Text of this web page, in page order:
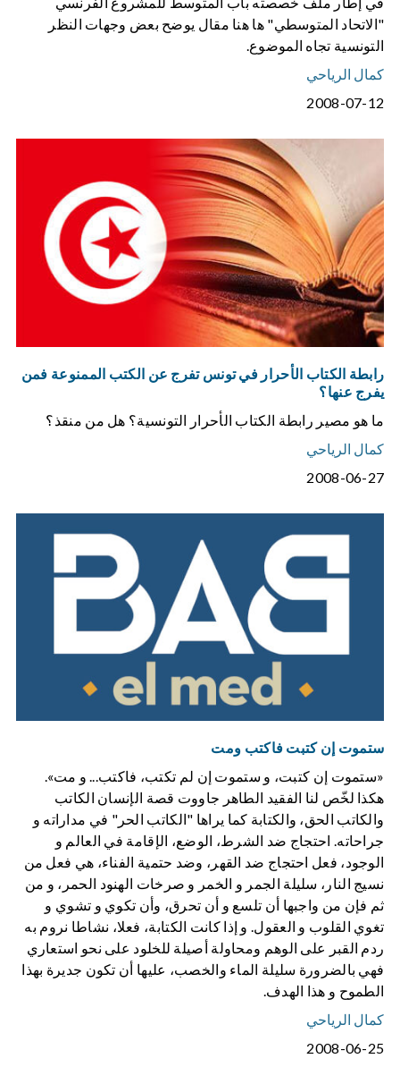
"الاتحاد المتوسطي" ها هنا مقال يوضح بعض وجهات النظر
التونسية تجاه الموضوع.
كمال الرياحي
2008-07-12
رابطة الكتاب الأحرار في تونس تفرج عن الكتب الممنوعة ‏فمن
يفرج عنها؟
ما هو مصير رابطة الكتاب الأحرار التونسية؟ هل من منقذ؟
كمال الرياحي
2008-06-27
ستموت إن كتبت فاكتب ومت
«ستموت إن كتبت، و ستموت إن لم تكتب، فاكتب... و مت».
هكذا لخّص لنا الفقيد الطاهر جاووت قصة الإنسان الكاتب
والكاتب الحق، والكتابة كما يراها "الكاتب الحر" في مداراته و
جراحاته. احتجاج ضد الشرط، الوضع، الإقامة في العالم و
الوجود، فعل احتجاج ضد القهر، وضد حتمية الفناء، هي فعل من
نسيج النار، سليلة الجمر و الخمر و صرخات الهنود الحمر، و من
ثم فإن من واجبها أن تلسع و أن تحرق، وأن تكوي و تشوي و
تغوي القلوب و العقول. و إذا كانت الكتابة، فعلا، نشاطا نروم به
ردم القبر على الوهم ومحاولة أصيلة للخلود على نحو استعاري
فهي بالضرورة سليلة الماء والخصب، عليها أن تكون جديرة بهذا
الطموح و هذا الهدف.
كمال الرياحي
2008-06-25